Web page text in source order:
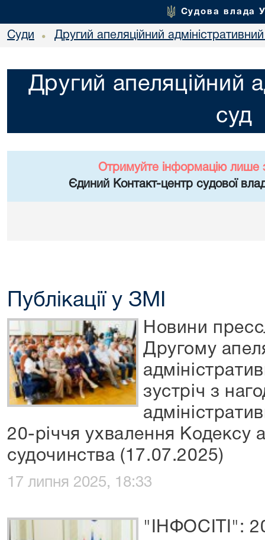
Судова влада
Суди • Другий апеляційний
Другий апеляційний
суд
Отримуйте інформацію лише
Єдиний Контакт-центр судової
Публікації у ЗМІ
Новини
Другому
зустріч з
20-річчя ухвалення Кодексу
судочинства (17.07.2025)
17 липня 2025, 18:33
"ІНФОСІТІ":